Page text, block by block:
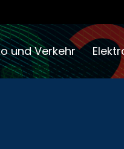
und Verkehr